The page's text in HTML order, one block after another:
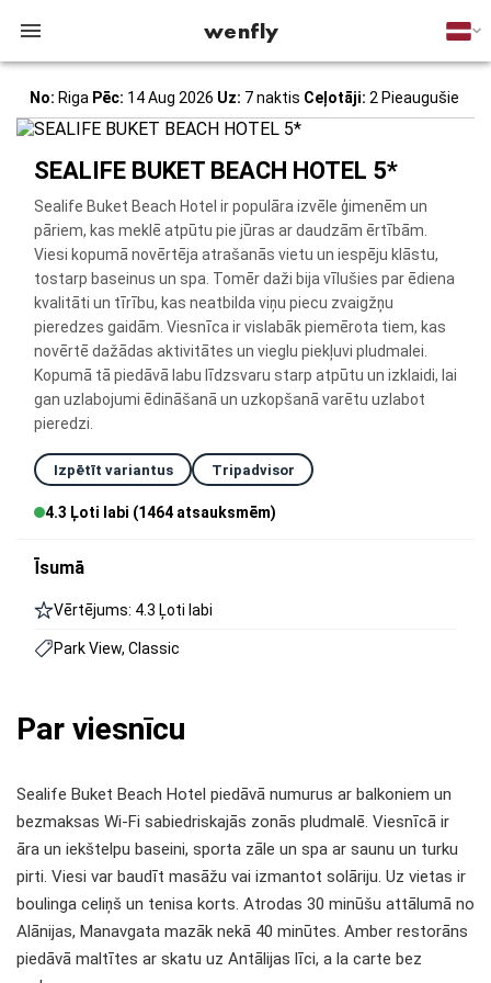
wenfly
No: Riga Pēc: 14 Aug 2026 Uz: 7 naktis Ceļotāji: 2 Pieaugušie
SEALIFE BUKET BEACH HOTEL 5*
Sealife Buket Beach Hotel ir populāra izvēle ģimenēm un
pāriem, kas meklē atpūtu pie jūras ar daudzām ērtībām.
Viesi kopumā novērtēja atrašanās vietu un iespēju klāstu,
tostarp baseinus un spa. Tomēr daži bija vīlušies par ēdiena
kvalitāti un tīrību, kas neatbilda viņu piecu zvaigžņu
pieredzes gaidām. Viesnīca ir vislabāk piemērota tiem, kas
novērtē dažādas aktivitātes un vieglu piekļuvi pludmalei.
Kopumā tā piedāvā labu līdzsvaru starp atpūtu un izklaidi, lai
gan uzlabojumi ēdināšanā un uzkopšanā varētu uzlabot
pieredzi.
Izpētīt variantus Tripadvisor
4.3 Ļoti labi (1464 atsauksmēm)
Īsumā
Vērtējums: 4.3 Ļoti labi
Park View, Classic
Par viesnīcu
Sealife Buket Beach Hotel piedāvā numurus ar balkoniem un
bezmaksas Wi-Fi sabiedriskajās zonās pludmalē. Viesnīcā ir
āra un iekštelpu baseini, sporta zāle un spa ar saunu un turku
pirti. Viesi var baudīt masāžu vai izmantot solāriju. Uz vietas ir
boulinga celiņš un tenisa korts. Atrodas 30 minūšu attālumā no
Alānijas, Manavgata mazāk nekā 40 minūtes. Amber restorāns
piedāvā maltītes ar skatu uz Antālijas līci, a la carte bez